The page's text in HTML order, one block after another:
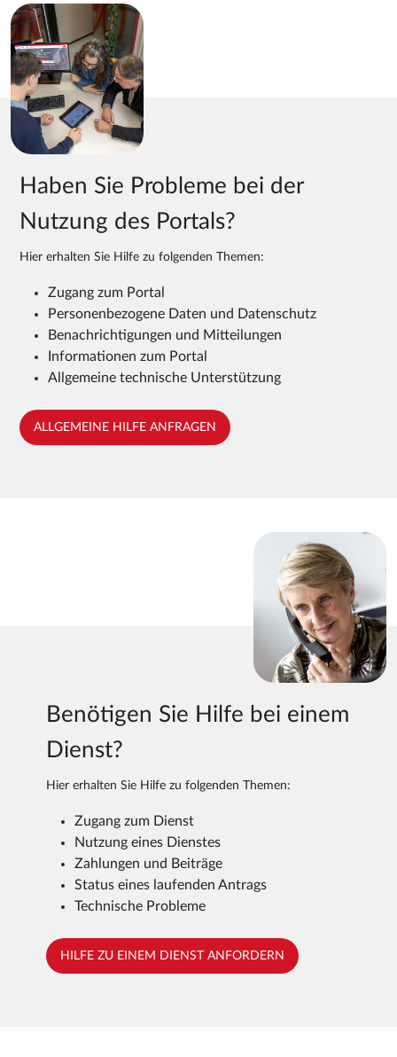
Haben Sie Probleme bei der
Nutzung des Portals?
Hier erhalten Sie Hilfe zu folgenden Themen:
Zugang zum Portal
Personenbezogene Daten und Datenschutz
Benachrichtigungen und Mitteilungen
Informationen zum Portal
Allgemeine technische Unterstützung
ALLGEMEINE HILFE ANFRAGEN
Benötigen Sie Hilfe bei einem
Dienst?
Hier erhalten Sie Hilfe zu folgenden Themen:
Zugang zum Dienst
Nutzung eines Dienstes
Zahlungen und Beiträge
Status eines laufenden Antrags
Technische Probleme
HILFE ZU EINEM DIENST ANFORDERN